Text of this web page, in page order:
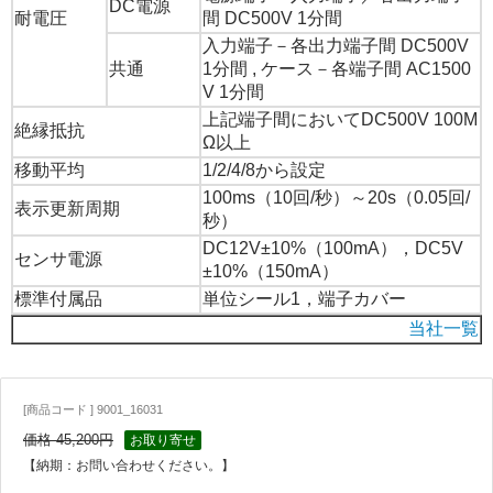
耐電圧
DC電源
間 DC500V 1分間
共通
入力端子－各出力端子間 DC500V
1分間 , ケース－各端子間 AC1500
V 1分間
絶縁抵抗
上記端子間においてDC500V 100M
Ω以上
移動平均
1/2/4/8から設定
表示更新周期
100ms（10回/秒）～20s（0.05回/
秒）
センサ電源
DC12V±10%（100mA），DC5V
±10%（150mA）
標準付属品
単位シール1，端子カバー
当社一覧
[商品コード ] 9001_16031
価格 45,200円
お取り寄せ
【納期：お問い合わせください。】